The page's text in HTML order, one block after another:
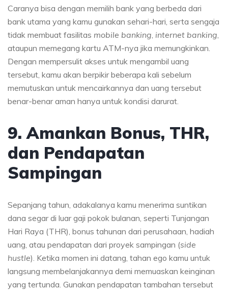
Caranya bisa dengan memilih bank yang berbeda dari
bank utama yang kamu gunakan sehari-hari, serta sengaja
tidak membuat fasilitas mobile banking, internet banking,
ataupun memegang kartu ATM-nya jika memungkinkan.
Dengan mempersulit akses untuk mengambil uang
tersebut, kamu akan berpikir beberapa kali sebelum
memutuskan untuk mencairkannya dan uang tersebut
benar-benar aman hanya untuk kondisi darurat.
9. Amankan Bonus, THR,
dan Pendapatan
Sampingan
Sepanjang tahun, adakalanya kamu menerima suntikan
dana segar di luar gaji pokok bulanan, seperti Tunjangan
Hari Raya (THR), bonus tahunan dari perusahaan, hadiah
uang, atau pendapatan dari proyek sampingan (side
hustle). Ketika momen ini datang, tahan ego kamu untuk
langsung membelanjakannya demi memuaskan keinginan
yang tertunda. Gunakan pendapatan tambahan tersebut